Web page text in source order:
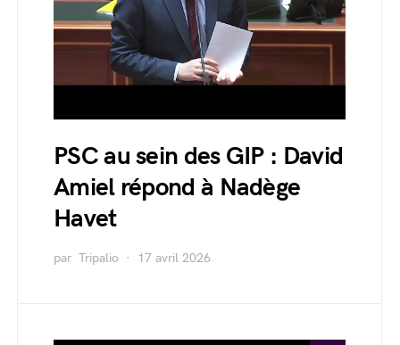
PSC au sein des GIP : David
Amiel répond à Nadège
Havet
par Tripalio 17 avril 2026